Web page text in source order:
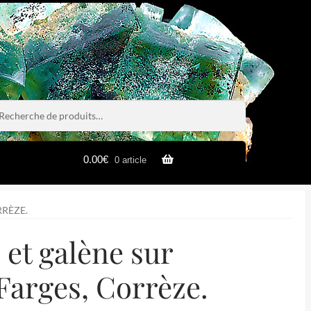
0.00€ 0 article
galène sur
Corrèze.